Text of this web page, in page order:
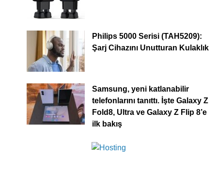
Philips 5000 Serisi (TAH5209):
Şarj Cihazını Unutturan Kulaklık
Samsung, yeni katlanabilir
telefonlarını tanıttı. İşte Galaxy Z
Fold8, Ultra ve Galaxy Z Flip 8’e
ilk bakış